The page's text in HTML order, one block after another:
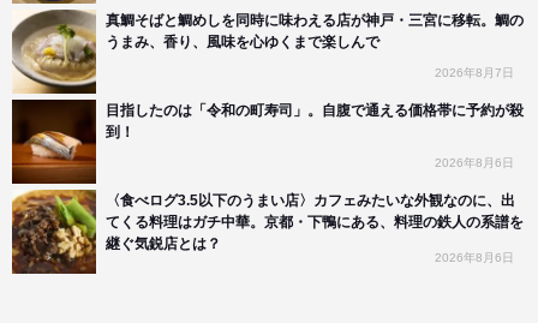
真鯛そばと鯛めしを同時に味わえる店が神戸・三宮に移転。鯛の
うまみ、香り、風味を心ゆくまで楽しんで
2026年8月7日
目指したのは「令和の町寿司」。自腹で通える価格帯に予約が殺
到！
2026年8月6日
〈食べログ3.5以下のうまい店〉カフェみたいな外観なのに、出
てくる料理はガチ中華。京都・下鴨にある、料理の鉄人の系譜を
継ぐ気鋭店とは？
2026年8月6日